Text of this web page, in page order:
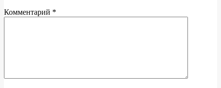
Комментарий *